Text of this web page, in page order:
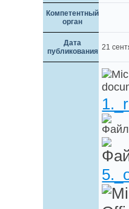
Компетентный
орган
Дата
публикования 21